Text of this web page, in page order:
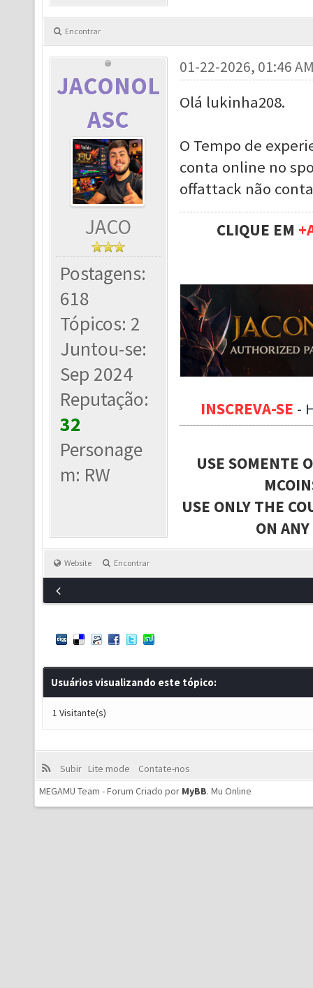
Encontrar
JACONOL
ASC
JACO
Postagens:
618
Tópicos: 2
Juntou-se:
Sep 2024
Reputação:
32
Personage
m: RW
01-22-2026, 01:46
Olá lukinha208.
O Tempo de
conta online no
offattack não
CLIQUE EM
INSCREVA-SE -
USE SOMENTE
USE ONLY THE
ON
Website Encontrar
Usuários visualizando este tópico:
1 Visitante(s)
Subir Lite mode
Contate-nos
MEGAMU Team - Forum Criado por MyBB. Mu Online